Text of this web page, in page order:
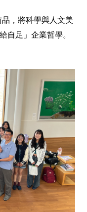
，將科學與人文美
自足」企業哲學。